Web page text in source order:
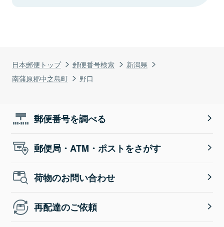
日本郵便トップ 郵便番号検索
新潟県
南蒲原郡中之島町
野口
郵便番号を調べる
郵便局・ATM・ポストをさがす
荷物のお問い合わせ
再配達のご依頼